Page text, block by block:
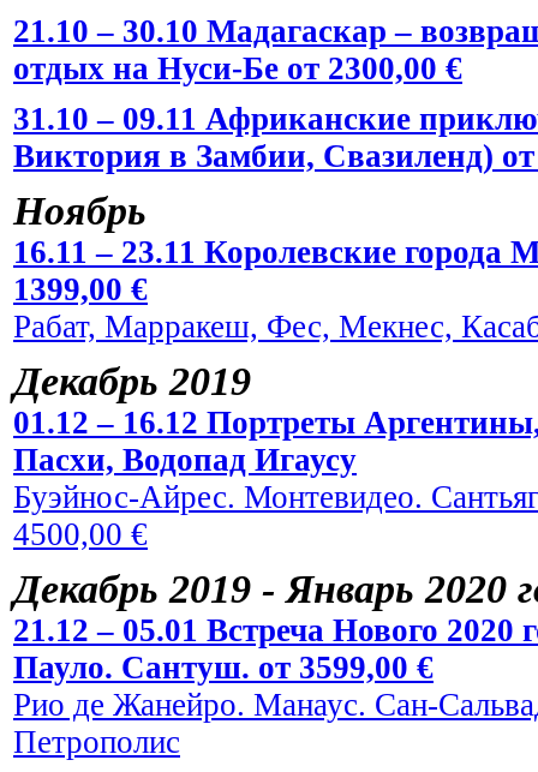
21.10 – 30.10 Мадагаскар –
отдых на Нуси-Бе от 2300,00 €
31.10 – 09.11 Африканские
Виктория в Замбии, Свазиленд) от
Ноябрь
16.11 – 23.11 Королевские
1399,00 €
Рабат, Марракеш, Фес, Мекнес,
Декабрь 2019
01.12 – 16.12 Портреты
Пасхи, Водопад Игаусу
Буэйнос-Айрес. Монтевидео.
4500,00 €
Декабрь 2019 - Январь 2020
21.12 – 05.01 Встреча Нового
Пауло. Сантуш. от 3599,00 €
Рио де Жанейро. Манаус. Сан-
Петрополис